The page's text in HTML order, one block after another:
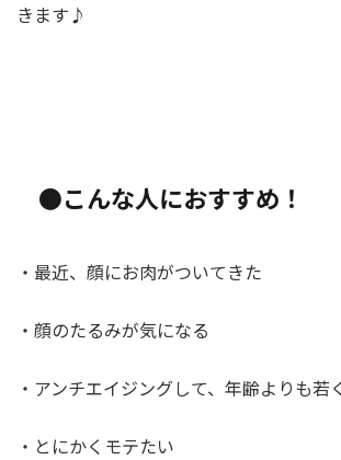
きます♪
●こんな人におすすめ！
・最近、顔にお肉がついてきた
・顔のたるみが気になる
・アンチエイジングして、年齢よりも若
・とにかくモテたい